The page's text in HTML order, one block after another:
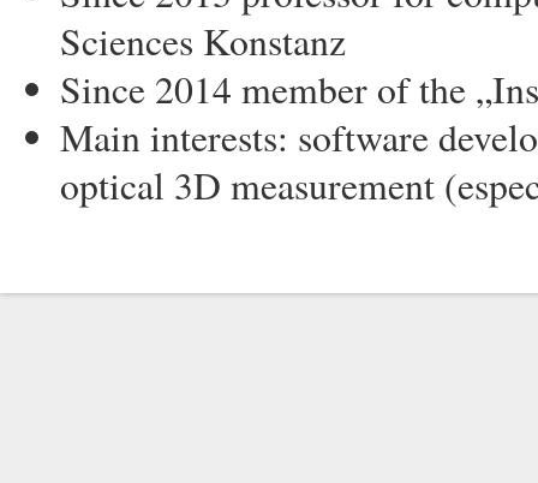
Sciences Konstanz
Since 2014 member of the
Main interests: software
optical 3D measurement